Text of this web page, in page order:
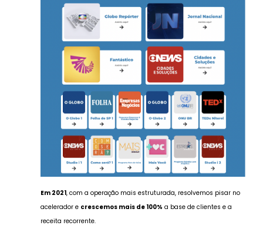
Em 2021, com a operação mais estruturada, resolvemos pisar no
acelerador e crescemos mais de 100% a base de clientes e a
receita recorrente.